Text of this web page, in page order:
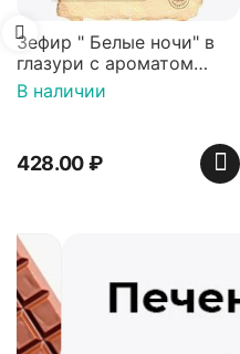
Зефир " Белые ночи" в
глазури с ароматом
ванили декорированный
900 гр*4 (телевизор)
В наличии
428.00₽